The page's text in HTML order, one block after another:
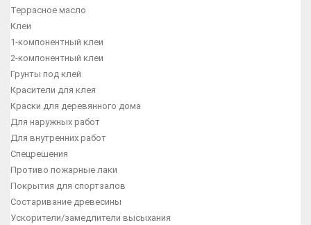
Террасное масло
Клеи
1-компонентный клеи
2-компонентный клеи
Грунты под клей
Красители для клея
Краски для деревянного дома
Для наружных работ
Для внутренних работ
Спецрешения
Противо пожарные лаки
Покрытия для спортзалов
Состаривание древесины
Ускорители/замедлители высыхания